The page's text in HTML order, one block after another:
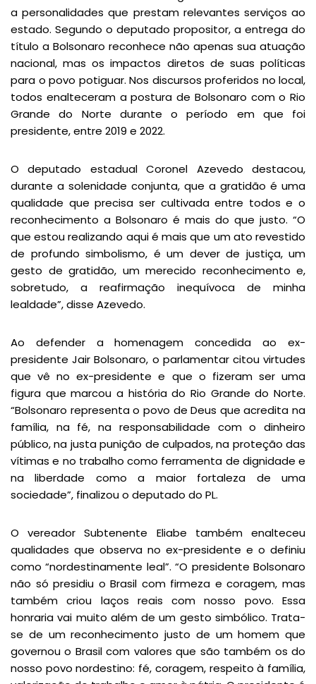
a personalidades que prestam relevantes serviços ao
estado. Segundo o deputado propositor, a entrega do
título a Bolsonaro reconhece não apenas sua atuação
nacional, mas os impactos diretos de suas políticas
para o povo potiguar. Nos discursos proferidos no local,
todos enalteceram a postura de Bolsonaro com o Rio
Grande do Norte durante o período em que foi
presidente, entre 2019 e 2022.
O deputado estadual Coronel Azevedo destacou,
durante a solenidade conjunta, que a gratidão é uma
qualidade que precisa ser cultivada entre todos e o
reconhecimento a Bolsonaro é mais do que justo. “O
que estou realizando aqui é mais que um ato revestido
de profundo simbolismo, é um dever de justiça, um
gesto de gratidão, um merecido reconhecimento e,
sobretudo, a reafirmação inequívoca de minha
lealdade”, disse Azevedo.
Ao defender a homenagem concedida ao ex-
presidente Jair Bolsonaro, o parlamentar citou virtudes
que vê no ex-presidente e que o fizeram ser uma
figura que marcou a história do Rio Grande do Norte.
“Bolsonaro representa o povo de Deus que acredita na
família, na fé, na responsabilidade com o dinheiro
público, na justa punição de culpados, na proteção das
vítimas e no trabalho como ferramenta de dignidade e
na liberdade como a maior fortaleza de uma
sociedade”, finalizou o deputado do PL.
O vereador Subtenente Eliabe também enalteceu
qualidades que observa no ex-presidente e o definiu
como “nordestinamente leal”. “O presidente Bolsonaro
não só presidiu o Brasil com firmeza e coragem, mas
também criou laços reais com nosso povo. Essa
honraria vai muito além de um gesto simbólico. Trata-
se de um reconhecimento justo de um homem que
governou o Brasil com valores que são também os do
nosso povo nordestino: fé, coragem, respeito à família,